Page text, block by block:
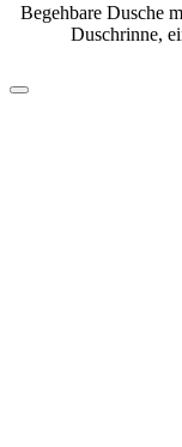
Begehbare Dusche
Duschrinne,